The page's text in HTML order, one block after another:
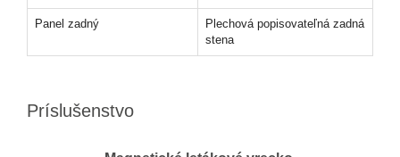
Panel zadný
Plechová popisovateľná zadná
stena
Príslušenstvo